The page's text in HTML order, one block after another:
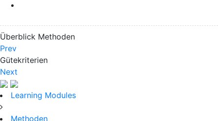
Überblick Methoden
Prev
Gütekriterien
Next
Learning Modules
Methoden